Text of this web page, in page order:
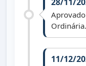
Ordinária.
11/12/